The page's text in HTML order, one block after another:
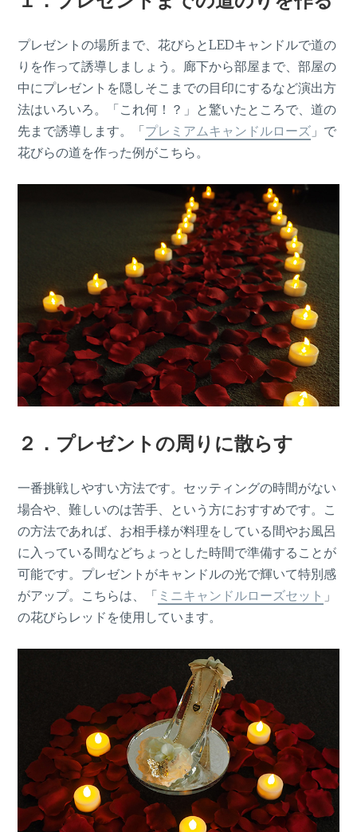
プレゼントの場所まで、花びらとLEDキャンドルで道の
りを作って誘導しましょう。廊下から部屋まで、部屋の
中にプレゼントを隠しそこまでの目印にするなど演出方
法はいろいろ。「これ何！？」と驚いたところで、道の
先まで誘導します。「プレミアムキャンドルローズ 」で
花びらの道を作った例がこちら。
２．プレゼントの周りに散らす
一番挑戦しやすい方法です。セッティングの時間がない
場合や、難しいのは苦手、という方におすすめです。こ
の方法であれば、お相手様が料理をしている間やお風呂
に入っている間などちょっとした時間で準備することが
可能です。プレゼントがキャンドルの光で輝いて特別感
がアップ。こちらは、「 ミニキャンドルローズセット 」
の花びらレッドを使用しています。